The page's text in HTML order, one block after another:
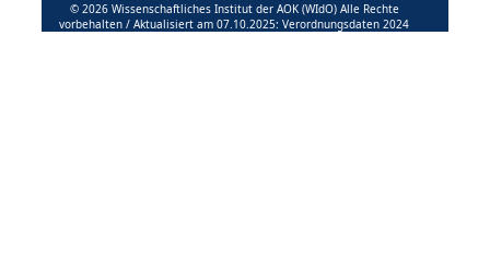
© 2026 Wissenschaftliches Institut der AOK (WIdO) Alle Rechte
vorbehalten / Aktualisiert am 07.10.2025: Verordnungsdaten 2024